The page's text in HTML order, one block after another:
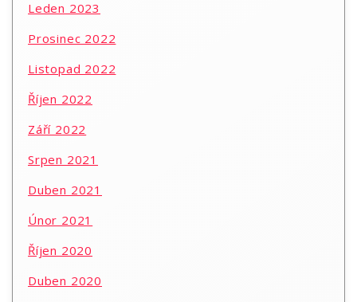
Leden 2023
Prosinec 2022
Listopad 2022
Říjen 2022
Září 2022
Srpen 2021
Duben 2021
Únor 2021
Říjen 2020
Duben 2020